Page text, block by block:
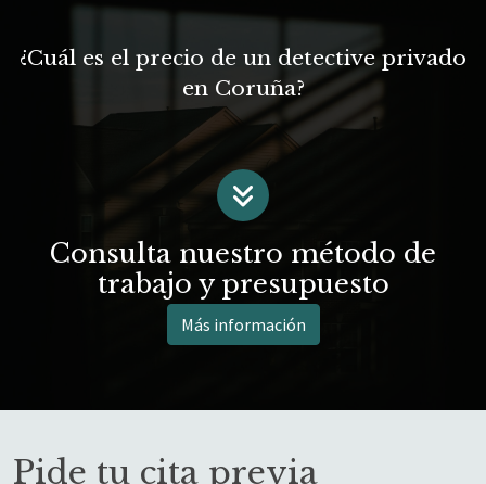
¿Cuál es el precio de un detective privado
en Coruña?
Consulta nuestro método de
trabajo y presupuesto
Más información
Pide tu cita previa